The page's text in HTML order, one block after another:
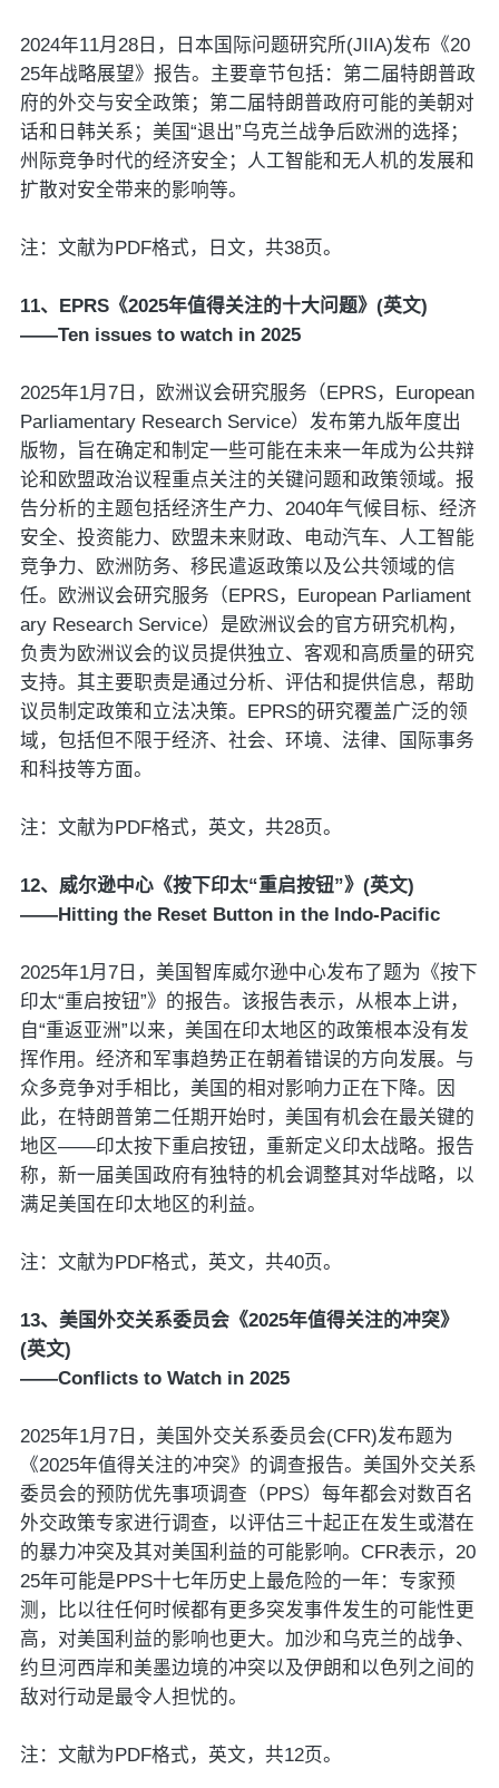
2024年11月28日，日本国际问题研究所(JIIA)发布《20
25年战略展望》报告。主要章节包括：第二届特朗普政
府的外交与安全政策；第二届特朗普政府可能的美朝对
话和日韩关系；美国“退出”乌克兰战争后欧洲的选择；
州际竞争时代的经济安全；人工智能和无人机的发展和
扩散对安全带来的影响等。
注：文献为PDF格式，日文，共38页。
11、EPRS《2025年值得关注的十大问题》(英文)
——Ten issues to watch in 2025
2025年1月7日，欧洲议会研究服务（EPRS，European
Parliamentary Research Service）发布第九版年度出
版物，旨在确定和制定一些可能在未来一年成为公共辩
论和欧盟政治议程重点关注的关键问题和政策领域。报
告分析的主题包括经济生产力、2040年气候目标、经济
安全、投资能力、欧盟未来财政、电动汽车、人工智能
竞争力、欧洲防务、移民遣返政策以及公共领域的信
任。欧洲议会研究服务（EPRS，European Parliament
ary Research Service）是欧洲议会的官方研究机构，
负责为欧洲议会的议员提供独立、客观和高质量的研究
支持。其主要职责是通过分析、评估和提供信息，帮助
议员制定政策和立法决策。EPRS的研究覆盖广泛的领
域，包括但不限于经济、社会、环境、法律、国际事务
和科技等方面。
注：文献为PDF格式，英文，共28页。
12、威尔逊中心《按下印太“重启按钮”》(英文)
——Hitting the Reset Button in the Indo-Pacific
2025年1月7日，美国智库威尔逊中心发布了题为《按下
印太“重启按钮”》的报告。该报告表示，从根本上讲，
自“重返亚洲”以来，美国在印太地区的政策根本没有发
挥作用。经济和军事趋势正在朝着错误的方向发展。与
众多竞争对手相比，美国的相对影响力正在下降。因
此，在特朗普第二任期开始时，美国有机会在最关键的
地区——印太按下重启按钮，重新定义印太战略。报告
称，新一届美国政府有独特的机会调整其对华战略，以
满足美国在印太地区的利益。
注：文献为PDF格式，英文，共40页。
13、美国外交关系委员会《2025年值得关注的冲突》
(英文)
——Conflicts to Watch in 2025
2025年1月7日，美国外交关系委员会(CFR)发布题为
《2025年值得关注的冲突》的调查报告。美国外交关系
委员会的预防优先事项调查（PPS）每年都会对数百名
外交政策专家进行调查，以评估三十起正在发生或潜在
的暴力冲突及其对美国利益的可能影响。CFR表示，20
25年可能是PPS十七年历史上最危险的一年：专家预
测，比以往任何时候都有更多突发事件发生的可能性更
高，对美国利益的影响也更大。加沙和乌克兰的战争、
约旦河西岸和美墨边境的冲突以及伊朗和以色列之间的
敌对行动是最令人担忧的。
注：文献为PDF格式，英文，共12页。